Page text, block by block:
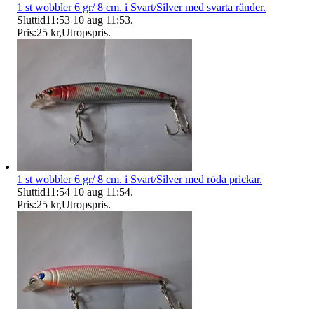
1 st wobbler 6 gr/ 8 cm. i Svart/Silver med svarta ränder.
Sluttid11:53 10 aug 11:53.
Pris:25 kr,Utropspris.
1 st wobbler 6 gr/ 8 cm. i Svart/Silver med röda prickar.
Sluttid11:54 10 aug 11:54.
Pris:25 kr,Utropspris.